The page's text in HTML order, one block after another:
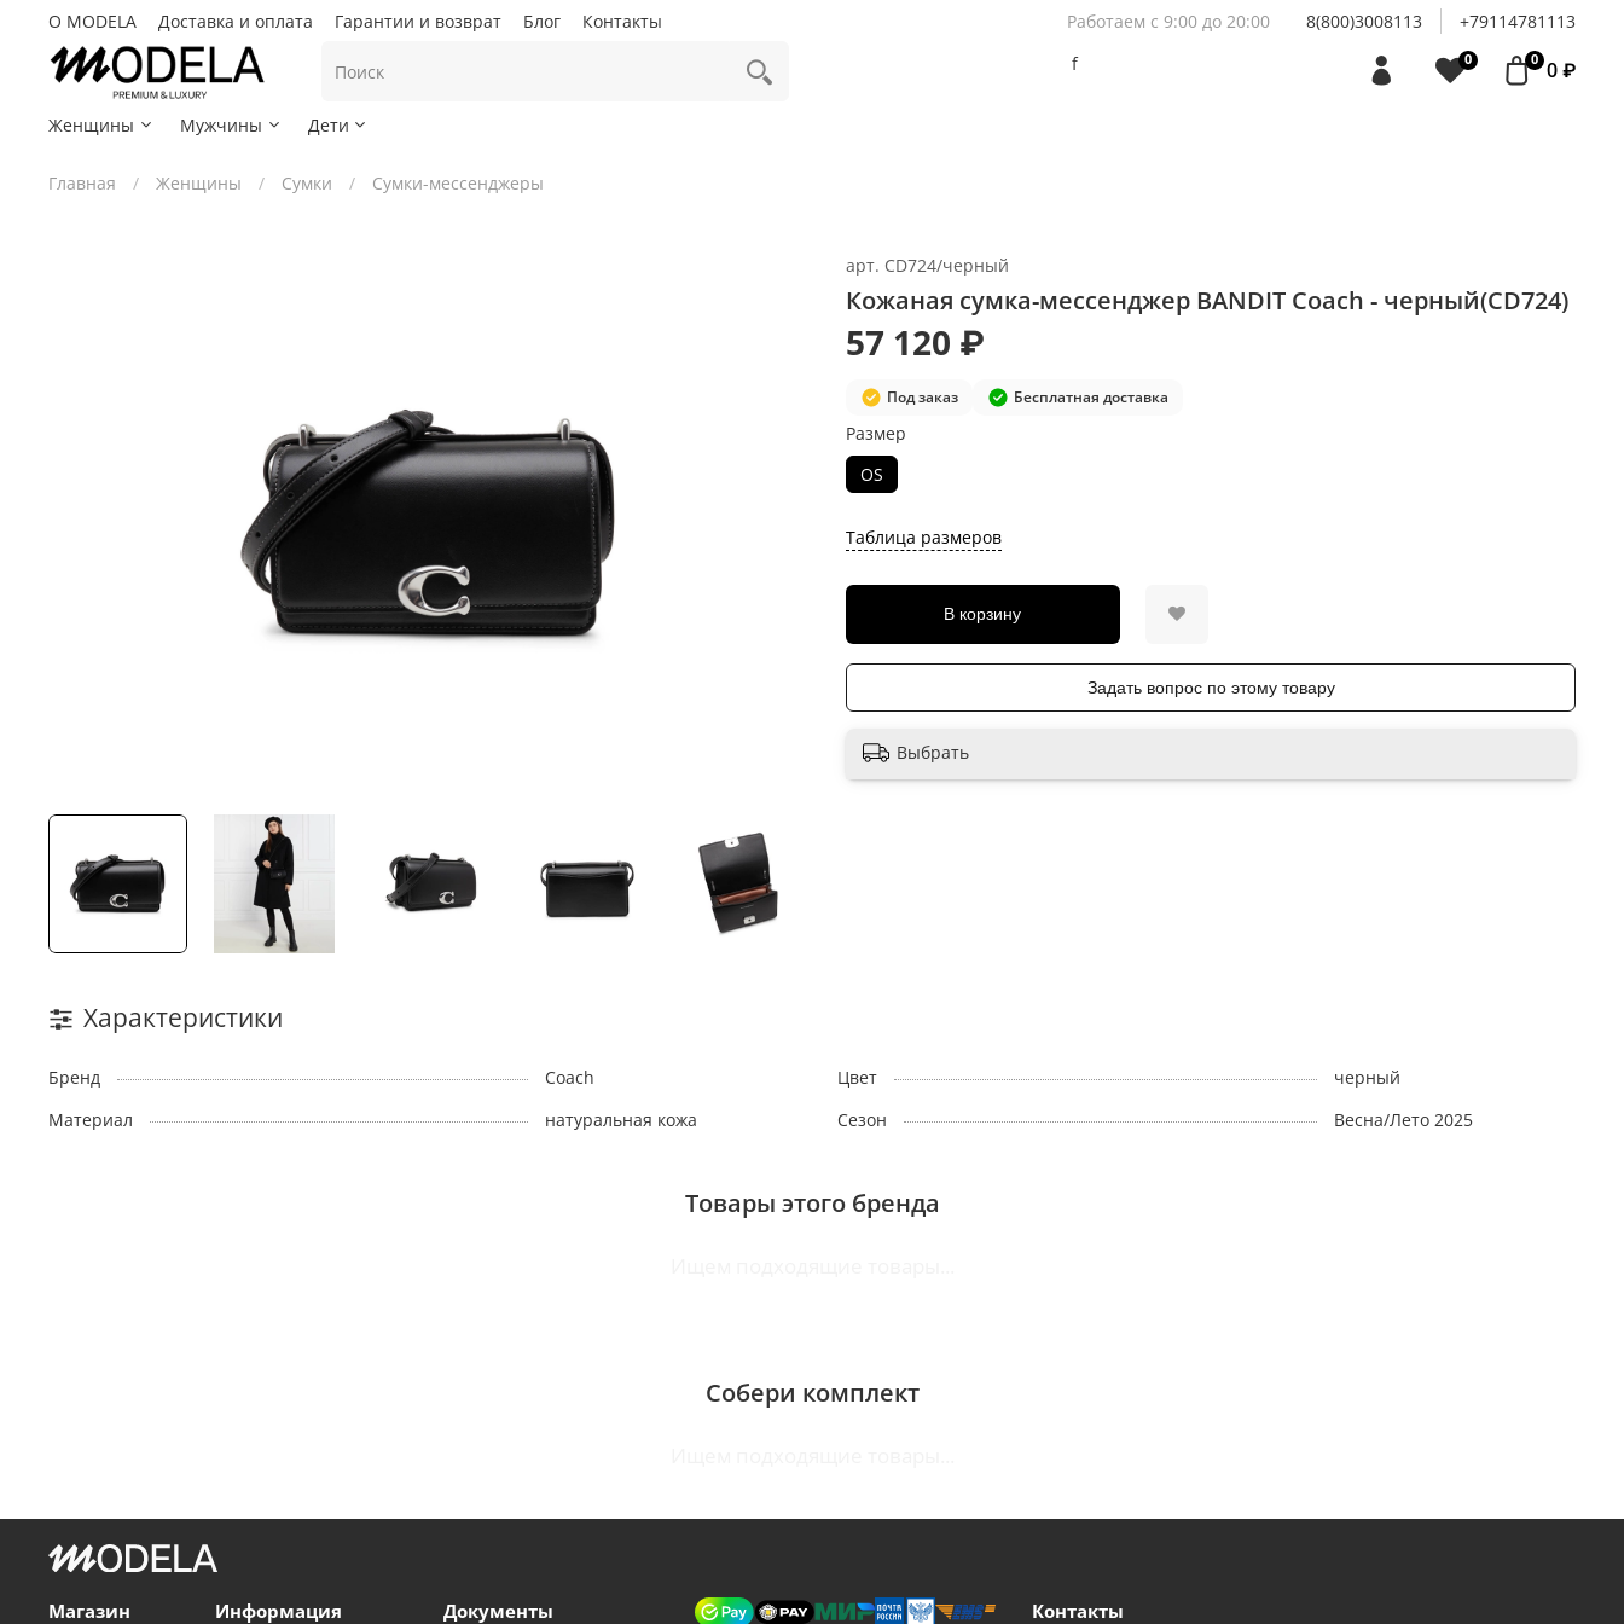
О MODELA Доставка и оплата Гарантии и возврат Блог Контакты Работаем с 9:00 до 20:00 8(800)3008113
+79114781113
f
0 0 0 ₽
Женщины Мужчины Дети
Главная Женщины Сумки Сумки-мессенджеры
арт. CD724/черный
Кожаная сумка-мессенджер BANDIT Coach - черный(CD724)
Под заказ Бесплатная доставка
57 120 ₽
Таблица размеров
В корзину
Размер
OS
Задать вопрос по этому товару
Выбрать
Характеристики
Бренд Coach Цвет
черный
Материал
натуральная кожа Сезон Весна/Лето 2025
Товары этого бренда
Собери комплект
Магазин Информация Документы Контакты